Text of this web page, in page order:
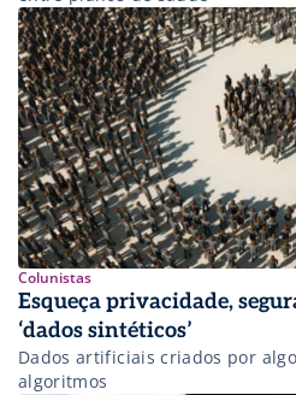
Colunistas
Esqueça privacidade,
‘dados sintéticos’
Dados artificiais criados por
algoritmos